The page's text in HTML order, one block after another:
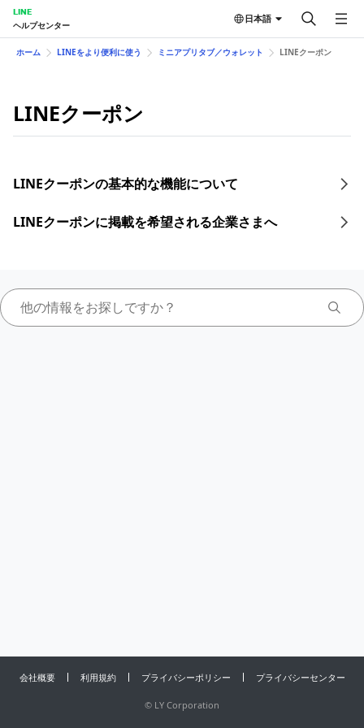
LINE
ヘルプセンター
日本語
ホーム LINEをより便利に使う ミニアプリタブ／ウォレット LINEクーポン
LINEクーポン
LINEクーポンの基本的な機能について
LINEクーポンに掲載を希望される企業さまへ
会社概要 利用規約 プライバシーポリシー プライバシーセンター
© LY Corporation